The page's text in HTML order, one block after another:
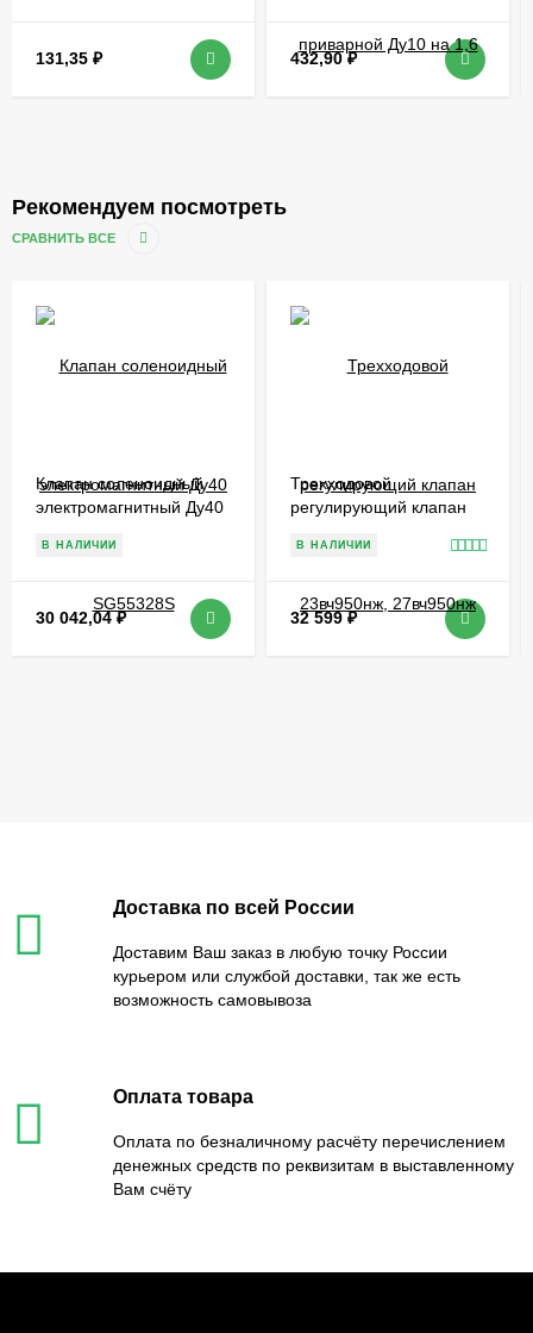
131,35 ₽ 432,90₽
Рекомендуем посмотреть
СРАВНИТЬ ВСЕ
Клапан соленоидный
электромагнитный Ду40
В НАЛИЧИИ
30 042,04₽
Трехходовой
регулирующий клапан
В НАЛИЧИИ
32 599₽
Доставка по всей России
Доставим Ваш заказ в любую точку России
курьером или службой доставки, так же есть
возможность самовывоза
Оплата товара
Оплата по безналичному расчёту перечислением
денежных средств по реквизитам в выставленному
Вам счёту